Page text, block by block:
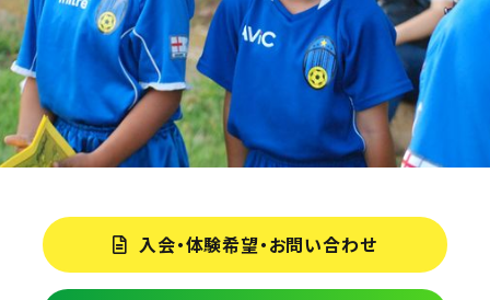
入会・体験希望・お問い合わせ